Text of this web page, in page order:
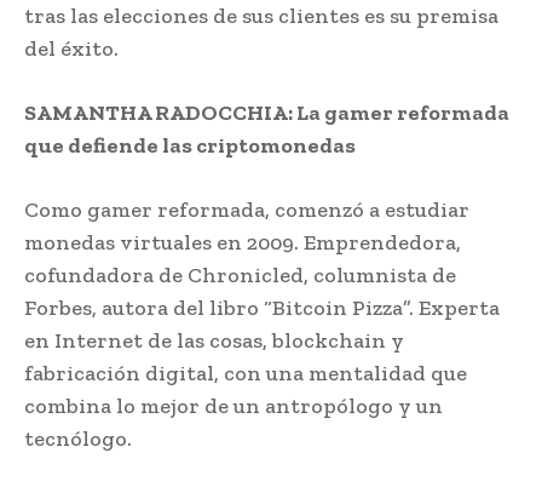
tras las elecciones de sus clientes es su premisa
del éxito.
SAMANTHA RADOCCHIA: La gamer reformada
que defiende las criptomonedas
Como gamer reformada, comenzó a estudiar
monedas virtuales en 2009. Emprendedora,
cofundadora de Chronicled, columnista de
Forbes, autora del libro “Bitcoin Pizza”. Experta
en Internet de las cosas, blockchain y
fabricación digital, con una mentalidad que
combina lo mejor de un antropólogo y un
tecnólogo.